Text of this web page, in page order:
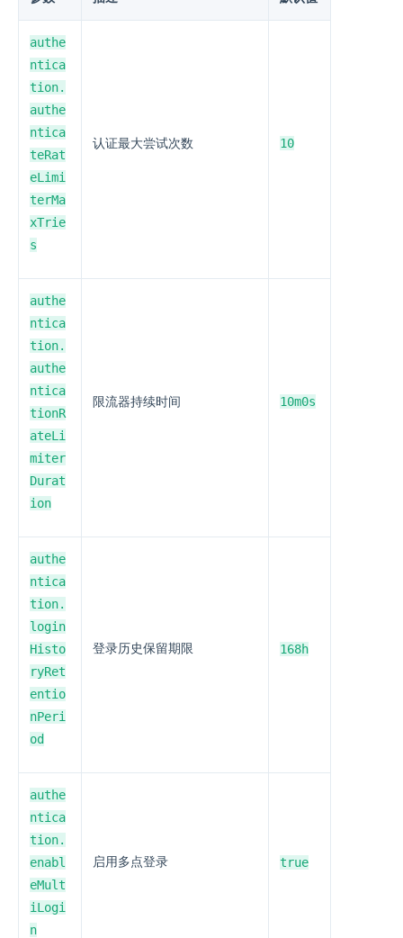
authe
ntica
tion.
authe
ntica
teRat
eLimi
terMa
xTrie
s
认证最大尝试次数 10
authe
ntica
tion.
authe
ntica
tionR
ateLi
miter
Durat
ion
限流器持续时间 10m0s
authe
ntica
tion.
login
Histo
ryRet
entio
nPeri
od
登录历史保留期限 168h
authe
ntica
tion.
enabl
eMult
iLogi
n
启用多点登录 true